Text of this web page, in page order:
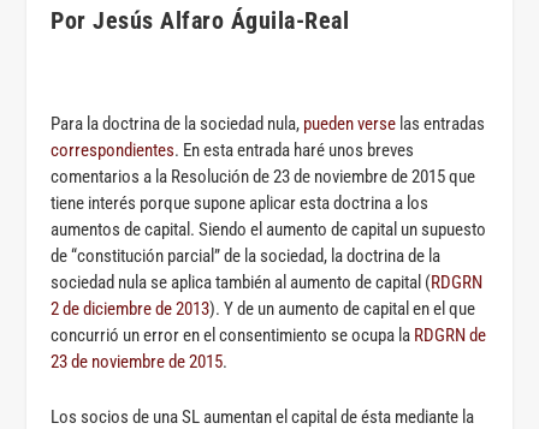
Por Jesús Alfaro Águila-Real
Para la doctrina de la sociedad nula, pueden verse
correspondientes. En esta entrada haré unos breves
comentarios a la Resolución de 23 de noviembre de 2015 que
tiene interés porque supone aplicar esta doctrina a los
aumentos de capital. Siendo el aumento de capital un supuesto
de “constitución parcial” de la sociedad, la doctrina de la
sociedad nula se aplica también al aumento de capital (RDGRN
2 de diciembre de 2013). Y de un aumento de capital en el que
concurrió un error en el consentimiento se ocupa la RDGRN de
23 de noviembre de 2015.
Los socios de una SL aumentan el capital de ésta mediante la